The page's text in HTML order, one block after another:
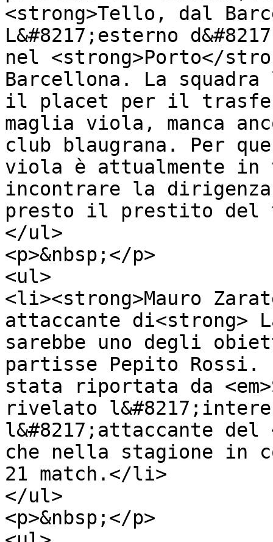
<strong>Tello, dal
L&#8217;esterno
nel <strong>Porto</
Barcellona. La
il placet per il
maglia viola, manca
club blaugrana. Per
viola è attualmente in
incontrare la
presto il prestito del
</ul>
<p>&nbsp;</p>
<ul>
<li><strong>Mauro
attaccante di<strong>
sarebbe uno degli
partisse Pepito Rossi.
stata riportata da
rivelato
l&#8217;attaccante del
che nella stagione in
21 match.</li>
</ul>
<p>&nbsp;</p>